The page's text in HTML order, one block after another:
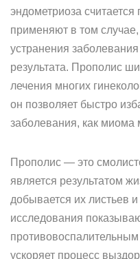
эндометриоза
применяют в том
устранения
результата. Прополис
лечения многих
он позволяет быстро
заболевания, как миома
Прополис — это
является результатом
добывается их листьев
исследования
ускоряет процесс